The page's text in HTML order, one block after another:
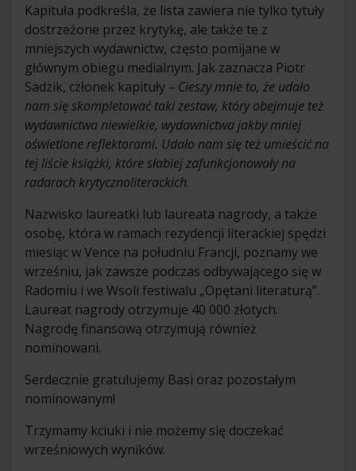
Kapituła podkreśla, że lista zawiera nie tylko tytuły
dostrzeżone przez krytykę, ale także te z
mniejszych wydawnictw, często pomijane w
głównym obiegu medialnym. Jak zaznacza Piotr
Sadzik, członek kapituły – Cieszy mnie to, że udało
nam się skompletować taki zestaw, który obejmuje też
wydawnictwa niewielkie, wydawnictwa jakby mniej
oświetlone reflektorami. Udało nam się też umieścić na
tej liście książki, które słabiej zafunkcjonowały na
radarach krytycznoliterackich.
Nazwisko laureatki lub laureata nagrody, a także
osobę, która w ramach rezydencji literackiej spędzi
miesiąc w Vence na południu Francji, poznamy we
wrześniu, jak zawsze podczas odbywającego się w
Radomiu i we Wsoli festiwalu „Opętani literaturą”.
Laureat nagrody otrzymuje 40 000 złotych.
Nagrodę finansową otrzymują również
nominowani.
Serdecznie gratulujemy Basi oraz pozostałym
nominowanym!
Trzymamy kciuki i nie możemy się doczekać
wrześniowych wyników.